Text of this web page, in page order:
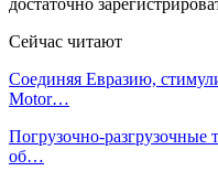
Сейчас читают
Соединяя Евразию,
Motor…
Погрузочно-разгрузочные
об…